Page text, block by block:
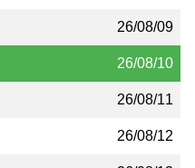
26/08/09
26/08/10
26/08/11
26/08/12